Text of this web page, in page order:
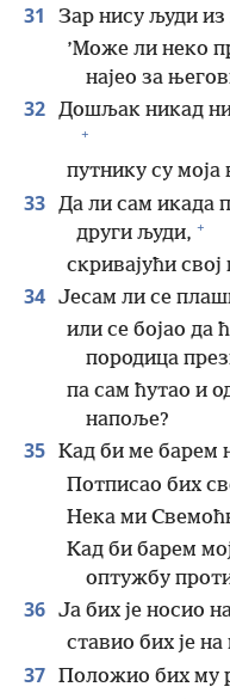
31
Зар нису људи
’Може ли неко
најео за
32 Дошљак никад
+
путнику су моја
33 Да ли сам икада
други људи, +
скривајући
34 Јесам ли се
или се бојао да
породица
па сам ћутао и
напоље?
35 Кад би ме барем
Потписао бих
Нека ми
Кад би барем
оптужбу
36 Ја бих је носио
ставио бих је
37 Положио бих му